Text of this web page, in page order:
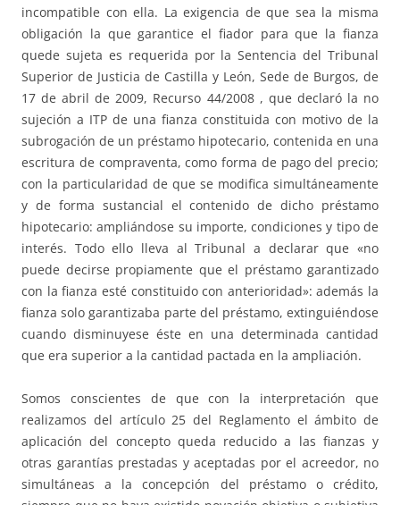
incompatible con ella. La exigencia de que sea la misma
obligación la que garantice el fiador para que la fianza
quede sujeta es requerida por la Sentencia del Tribunal
Superior de Justicia de Castilla y León, Sede de Burgos, de
17 de abril de 2009, Recurso 44/2008 , que declaró la no
sujeción a ITP de una fianza constituida con motivo de la
subrogación de un préstamo hipotecario, contenida en una
escritura de compraventa, como forma de pago del precio;
con la particularidad de que se modifica simultáneamente
y de forma sustancial el contenido de dicho préstamo
hipotecario: ampliándose su importe, condiciones y tipo de
interés. Todo ello lleva al Tribunal a declarar que «no
puede decirse propiamente que el préstamo garantizado
con la fianza esté constituido con anterioridad»: además la
fianza solo garantizaba parte del préstamo, extinguiéndose
cuando disminuyese éste en una determinada cantidad
que era superior a la cantidad pactada en la ampliación.
Somos conscientes de que con la interpretación que
realizamos del artículo 25 del Reglamento el ámbito de
aplicación del concepto queda reducido a las fianzas y
otras garantías prestadas y aceptadas por el acreedor, no
simultáneas a la concepción del préstamo o crédito,